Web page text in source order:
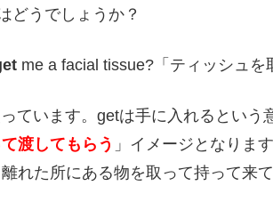
どうでしょうか？
me a facial tissue?「ティッシュを
ています。getは手に入れるという
渡してもらう 」イメージとなりま
れた所にある物を取って持って来